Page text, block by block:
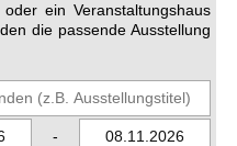
ein Veranstaltungshaus
die passende Ausstellung
-